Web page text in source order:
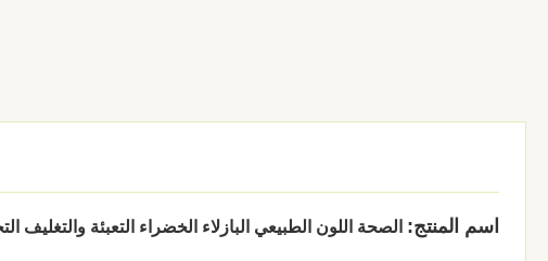
اسم المنتج: الصحة اللون الطبيعي البازلاء الخضراء التعبئة والتغليف